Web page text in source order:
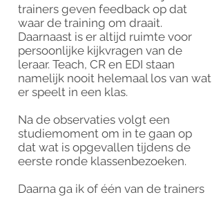
trainers geven feedback op dat
waar de training om draait.
Daarnaast is er altijd ruimte voor
persoonlijke kijkvragen van de
leraar. Teach, CR en EDI staan
namelijk nooit helemaal los van wat
er speelt in een klas.
Na de observaties volgt een
studiemoment om in te gaan op
dat wat is opgevallen tijdens de
eerste ronde klassenbezoeken.
Daarna ga ik of één van de trainers